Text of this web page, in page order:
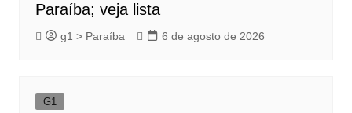
Paraíba; veja lista
g1 > Paraíba 6 de agosto de 2026
G1